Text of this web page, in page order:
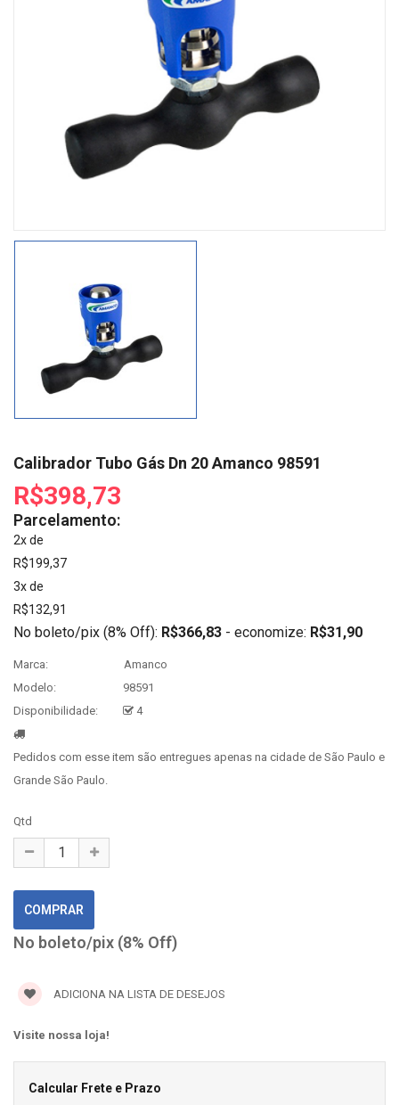
Calibrador Tubo Gás Dn 20 Amanco 98591
R$398,73
Parcelamento:
2x de
R$199,37
3x de
R$132,91
No boleto/pix (8% Off): R$366,83 - economize: R$31,90
Marca:
Amanco
Modelo:
98591
Disponibilidade:
4
Pedidos com esse item são entregues apenas na cidade de São Paulo e
Grande São Paulo.
Qtd
No boleto/pix (8% Off)
ADICIONA NA LISTA DE DESEJOS
Visite nossa loja!
Calcular Frete e Prazo